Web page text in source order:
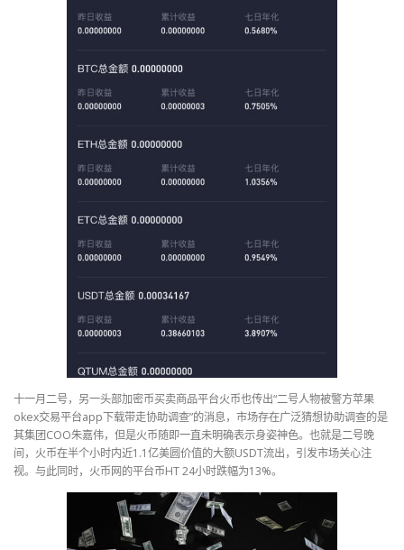
十一月二号，另一头部加密币买卖商品平台火币也传出“二号人物被警方苹果
okex交易平台app下载带走协助调查”的消息，市场存在广泛猜想协助调查的是
其集团COO朱嘉伟，但是火币随即一直未明确表示身姿神色。也就是二号晚
间，火币在半个小时内近1.1亿美圆价值的大额USDT流出，引发市场关心注
视。与此同时，火币网的平台币HT 24小时跌幅为13%。